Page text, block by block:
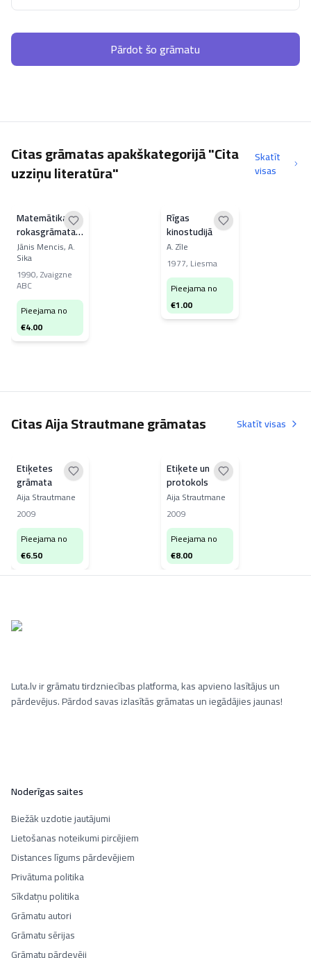
Pārdot šo grāmatu
Citas grāmatas apakškategorijā "Cita
uzziņu literatūra"
Skatīt
visas
Matemātikas
rokasgrāmata
skolēniem
Jānis Mencis, A.
Sika
1990,Zvaigzne
ABC
Pieejama no
€4.00
Rīgas
kinostudijā
A. Zīle
1977, Liesma
Pieejama no
€1.00
Citas Aija Strautmane grāmatas Skatīt visas
Etiķetes
grāmata
Aija Strautmane
2009
Pieejama no
€6.50
Etiķete un
protokols
Aija Strautmane
2009
Pieejama no
€8.00
Luta.lv ir grāmatu tirdzniecības platforma, kas apvieno lasītājus un
pārdevējus. Pārdod savas izlasītās grāmatas un iegādājies jaunas!
Noderīgas saites
Biežāk uzdotie jautājumi
Lietošanas noteikumi pircējiem
Distances līgums pārdevējiem
Privātuma politika
Sīkdatņu politika
Grāmatu autori
Grāmatu sērijas